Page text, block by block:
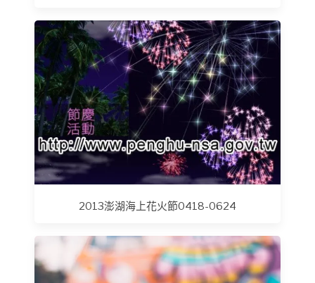
2013澎湖海上花火節0418-0624